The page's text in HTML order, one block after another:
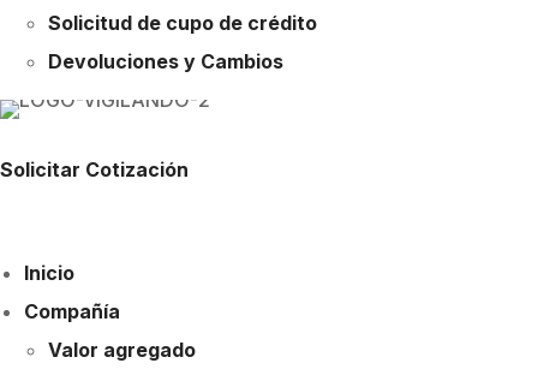
Solicitud de cupo de crédito
Devoluciones y Cambios
Solicitar Cotización
Inicio
Compañía
Valor agregado